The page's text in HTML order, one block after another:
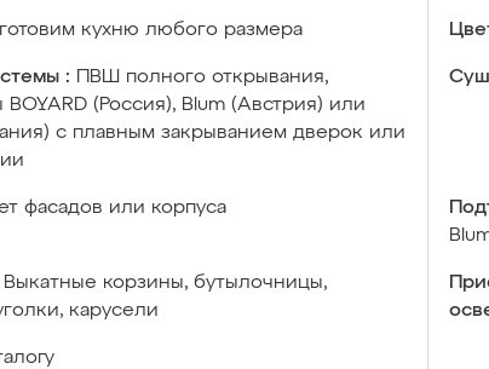
кухню любого размера
:
ПВШ полного открывания,
(Россия), Blum (Австрия) или
с плавным закрыванием дверок или
фасадов или корпуса
Выкатные корзины, бутылочницы,
карусели